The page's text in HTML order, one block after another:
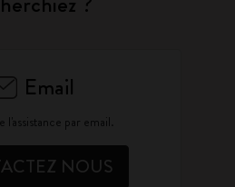
Email
par email.
NOUS